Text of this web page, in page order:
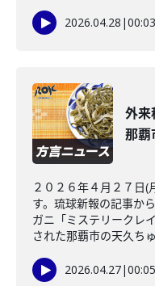
2026.04.28 |
外来
那覇
２０２６年４月２７日(
す。琉球新報の記事か
ガニ「ミステリークレ
された那覇市の天久ち
2026.04.27|